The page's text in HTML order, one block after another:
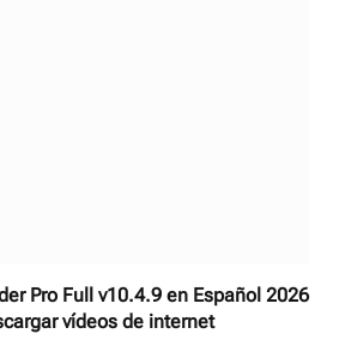
Pro Full v10.4.9 en Español 2026
vídeos de internet